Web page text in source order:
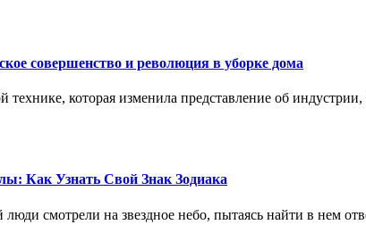
совершенство и революция в уборке дома
технике, которая изменила представление об
Как Узнать Свой Знак Зодиака
смотрели на звездное небо, пытаясь найти в нем